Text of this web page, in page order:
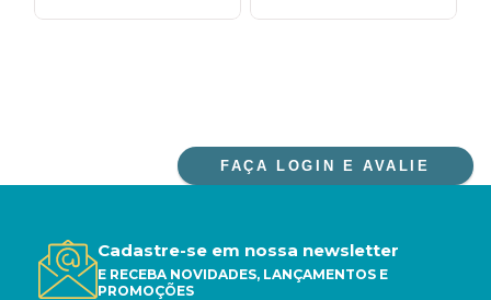
FAÇA LOGIN E AVALIE
Cadastre-se em nossa newsletter
E RECEBA NOVIDADES, LANÇAMENTOS E
PROMOÇÕES